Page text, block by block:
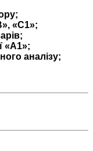
«С1»;
«А1»;
аналізу;